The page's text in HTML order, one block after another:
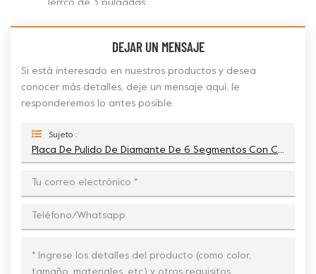
Terrco de 3 pulgadas
DEJAR UN MENSAJE
Si está interesado en nuestros productos y desea
conocer más detalles, deje un mensaje aquí, le
responderemos lo antes posible.
Sujeto :
Placa De Pulido De Diamante De 6 Segmentos Con Cambio De Velocidad De 3 Pulgadas Para Máquina Terrco